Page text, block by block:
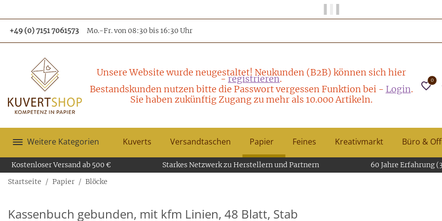
+49 (0) 7151 7061573 Mo.-Fr. von 08:30 bis 16:30 Uhr
Unsere Website wurde neugestaltet! Neukunden (B2B) können sich hier
-registrieren.
Bestandskunden nutzen bitte die Passwort vergessen Funktion bei - Login.
Sie haben zukünftig Zugang zu mehr als 10.000 Artikeln.
0
Weitere Kategorien Kuverts Versandtaschen Papier Feines Kreativmarkt Büro &
Kostenloser Versand ab 500 € Starkes Netzwerk zu Herstellern und Partnern 60 Jahre Erfahrung
Startseite
Papier Blöcke
Kassenbuch gebunden, mit kfm Linien, 48 Blatt, Stab